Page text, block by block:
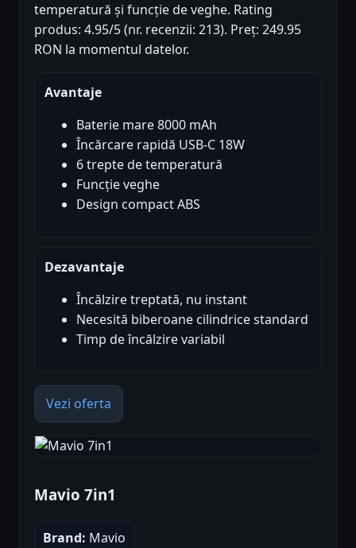
temperatură și funcție de veghe. Rating
produs: 4.95/5 (nr. recenzii: 213). Preț: 249.95
RON la momentul datelor.
Avantaje
Baterie mare 8000 mAh
Încărcare rapidă USB-C 18W
6 trepte de temperatură
Funcție veghe
Design compact ABS
Dezavantaje
Încălzire treptată, nu instant
Necesită biberoane cilindrice standard
Timp de încălzire variabil
Vezi oferta
Mavio 7in1
Brand: Mavio